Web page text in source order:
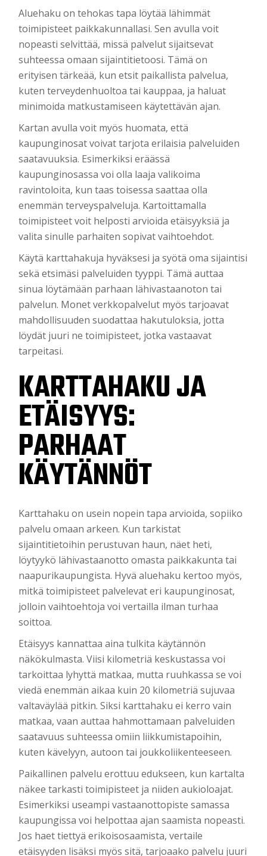
Aluehaku on tehokas tapa löytää lähimmät
toimipisteet paikkakunnallasi. Sen avulla voit
nopeasti selvittää, missä palvelut sijaitsevat
suhteessa omaan sijaintitietoosi. Tämä on
erityisen tärkeää, kun etsit paikallista palvelua,
kuten terveydenhuoltoa tai kauppaa, ja haluat
minimoida matkustamiseen käytettävän ajan.
Kartan avulla voit myös huomata, että
kaupunginosat voivat tarjota erilaisia palveluiden
saatavuuksia. Esimerkiksi eräässä
kaupunginosassa voi olla laaja valikoima
ravintoloita, kun taas toisessa saattaa olla
enemmän terveyspalveluja. Kartoittamalla
toimipisteet voit helposti arvioida etäisyyksiä ja
valita sinulle parhaiten sopivat vaihtoehdot.
Käytä karttahakuja hyväksesi ja syötä oma sijaintisi
sekä etsimäsi palveluiden tyyppi. Tämä auttaa
sinua löytämään parhaan lähivastaanoton tai
palvelun. Monet verkkopalvelut myös tarjoavat
mahdollisuuden suodattaa hakutuloksia, jotta
löydät juuri ne toimipisteet, jotka vastaavat
tarpeitasi.
KARTTAHAKU JA
ETÄISYYS:
PARHAAT
KÄYTÄNNÖT
Karttahaku on usein nopein tapa arvioida, sopiiko
palvelu omaan arkeen. Kun tarkistat
sijaintitietoihin perustuvan haun, näet heti,
löytyykö lähivastaanotto omasta paikkakunta tai
naapurikaupungista. Hyvä aluehaku kertoo myös,
mitkä toimipisteet palvelevat eri kaupunginosat,
jolloin vaihtoehtoja voi vertailla ilman turhaa
soittoa.
Etäisyys kannattaa aina tulkita käytännön
näkökulmasta. Viisi kilometriä keskustassa voi
tarkoittaa lyhyttä matkaa, mutta ruuhkassa se voi
viedä enemmän aikaa kuin 20 kilometriä sujuvaa
valtaväylää pitkin. Siksi karttahaku ei kerro vain
matkaa, vaan auttaa hahmottamaan palveluiden
saatavuus suhteessa omiin liikkumistapoihin,
kuten kävelyyn, autoon tai joukkoliikenteeseen.
Paikallinen palvelu erottuu edukseen, kun kartalta
näkee tarkasti toimipisteet ja niiden aukioloajat.
Esimerkiksi useampi vastaanottopiste samassa
kaupungissa voi helpottaa ajan saamista nopeasti.
Jos haet tiettyä erikoisosaamista, vertaile
etäisyyden lisäksi myös sitä, tarjoaako palvelu juuri